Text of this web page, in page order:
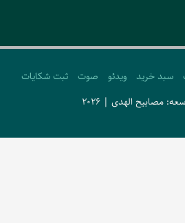
سبد خرید ویدئو صوت
ثبت شکایات
مصابیح الهدی | 2026